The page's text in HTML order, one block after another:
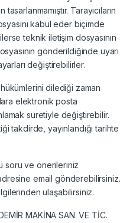
Tarayıcıların
kabul eder biçimde
teknik iletişim dosyasının
gönderildiğinde uyarı
değiştirebilirler.
hükümlerini dilediği zaman
elektronik posta
suretiyle değiştirebilir.
takdirde, yayınlandığı tarihte
soru ve önerileriniz
email gönderebilirsiniz.
ulaşabilirsiniz.
MAKİNA SAN. VE TİC.